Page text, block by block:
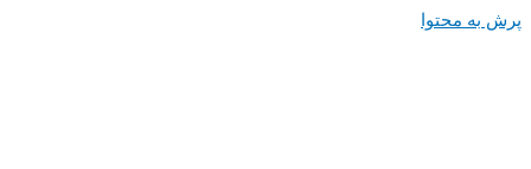
پرش به محتوا